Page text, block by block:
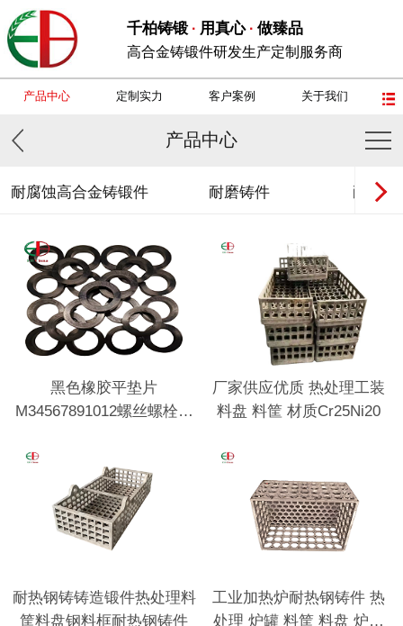
千柏铸锻· 用真心· 做臻品
高合金铸锻件研发生产定制服务商
产品中心 定制实力 客户案例 关于我们
产品中心
耐腐蚀高合金铸锻件 耐磨铸件 耐热钢
黑色橡胶平垫片
M34567891012螺丝螺栓用
厂家供应优质 热处理工装
料盘 料筐 材质Cr25Ni20
耐热钢铸铸造锻件热处理料
筐料盘钢料框耐热钢铸件
工业加热炉耐热钢铸件 热
处理 炉罐 料筐 料盘 炉底